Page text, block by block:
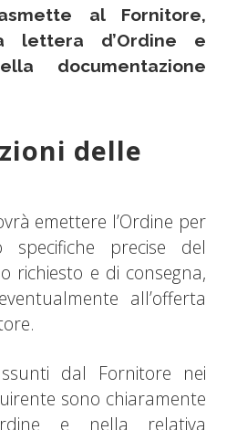
al Fornitore,
lettera d’Ordine e
documentazione
delle
emettere l’Ordine per
specifiche precise del
richiesto e di consegna,
all’offerta
dal Fornitore nei
sono chiaramente
e nella relativa